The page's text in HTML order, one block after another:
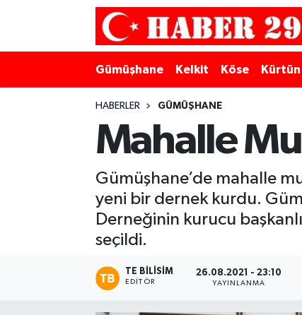
Gümüşhane Kelkit Köse Kürtün
HABERLER GÜMÜŞHANE
Mahalle
Gümüşhane’de mahalle
yeni bir dernek kurdu.
Derneğinin kurucu
seçildi.
TE BILISIM
EDITÖR
26.08.2021 - 23:10
YAYINLANMA
Merkez Hava Durumu
Merkez Trafik Yoğunluk Haritası
Süper Lig Puan Durumu ve Fikstür
Son Dakika Haberleri